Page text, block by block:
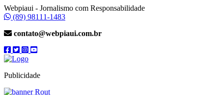
Webpiaui - Jornalismo com Responsabilidade
(89) 98111-1483
contato@webpiaui.com.br
Publicidade